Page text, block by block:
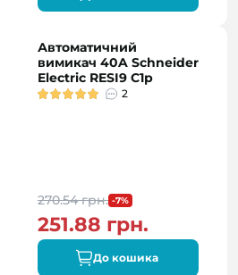
Автоматичний
вимикач 40A Schneider
Electric RESI9 C1р
2
270.54 грн. -7%
251.88 грн.
До кошика